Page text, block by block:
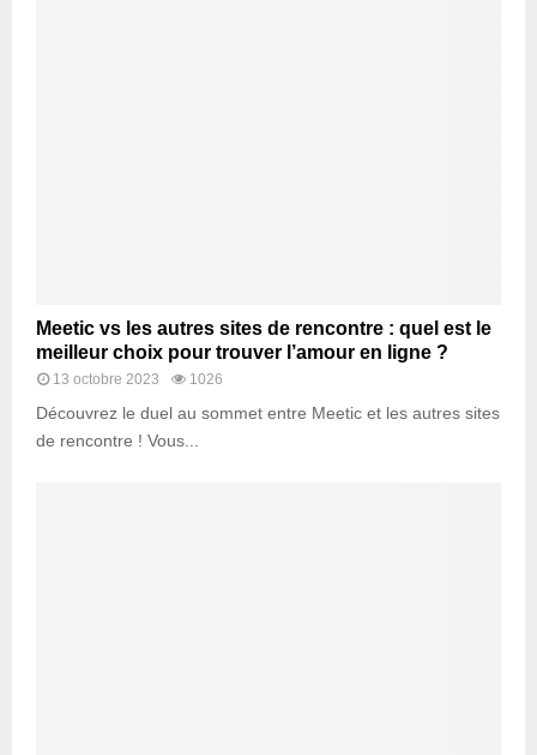
Meetic vs les autres sites de rencontre : quel est le
meilleur choix pour trouver l’amour en ligne ?
13 octobre 2023 1026
Découvrez le duel au sommet entre Meetic et les autres sites
de rencontre ! Vous...